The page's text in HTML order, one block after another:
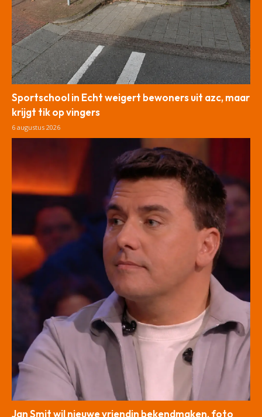
Sportschool in Echt weigert bewoners uit azc, maar
krijgt tik op vingers
6 augustus 2026
Jan Smit wil nieuwe vriendin bekendmaken, foto